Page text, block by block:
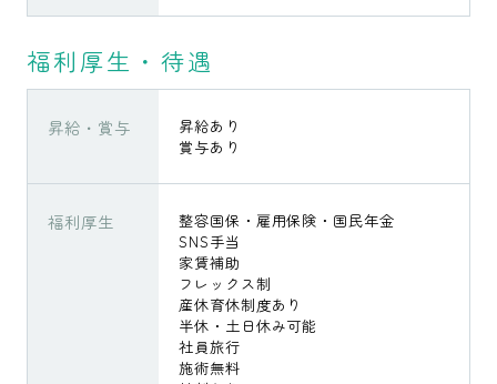
福利厚生・待遇
昇給・賞与
昇給あり
賞与あり
福利厚生
整容国保・雇用保険・国民年金
SNS手当
家賃補助
フレックス制
産休育休制度あり
半休・土日休み可能
社員旅行
施術無料